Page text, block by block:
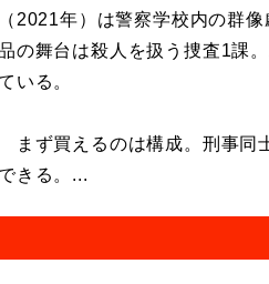
（2021年）は警察学校内の群
の舞台は殺人を扱う捜査1課
いる。
まず買えるのは構成。刑事同
できる。...